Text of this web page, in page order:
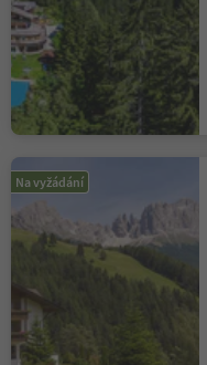
Na vyžádání